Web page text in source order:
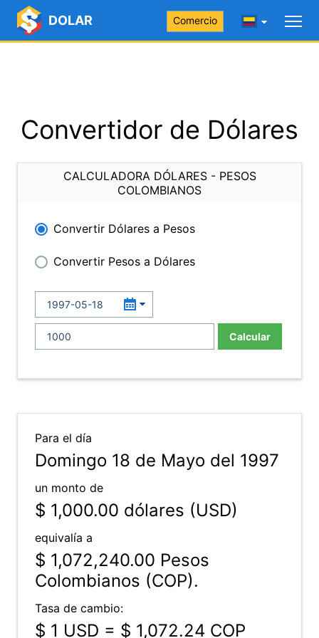
DOLAR Comercio
Convertidor de Dólares
CALCULADORA DÓLARES - PESOS
COLOMBIANOS
Convertir Dólares a Pesos
Convertir Pesos a Dólares
Calcular
Para el día
Domingo 18 de Mayo del 1997
un monto de
$ 1,000.00 dólares (USD)
equivalía a
$ 1,072,240.00 Pesos
Colombianos (COP).
Tasa de cambio:
$ 1 USD = $ 1,072.24 COP